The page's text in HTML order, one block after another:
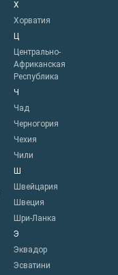
Х
Хорватия
Ц
Центрально-
Африканская
Республика
Ч
Чад
Черногория
Чехия
Чили
Ш
Швейцария
Швеция
Шри-Ланка
Э
Эквадор
Эсватини